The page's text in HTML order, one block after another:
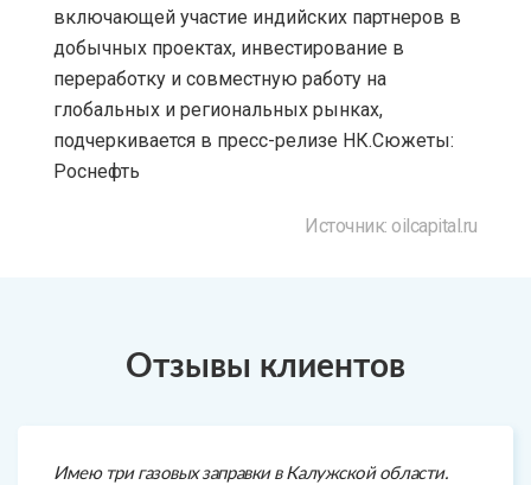
включающей участие индийских партнеров в
добычных проектах, инвестирование в
переработку и совместную работу на
глобальных и региональных рынках,
подчеркивается в пресс-релизе НК.Сюжеты:
Роснефть
Источник: oilcapital.ru
Отзывы клиентов
Имею три газовых заправки в Калужской области.